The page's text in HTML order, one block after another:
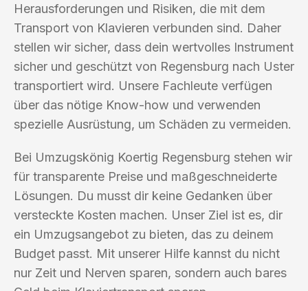
Herausforderungen und Risiken, die mit dem
Transport von Klavieren verbunden sind. Daher
stellen wir sicher, dass dein wertvolles Instrument
sicher und geschützt von Regensburg nach Uster
transportiert wird. Unsere Fachleute verfügen
über das nötige Know-how und verwenden
spezielle Ausrüstung, um Schäden zu vermeiden.
Bei Umzugskönig Koertig Regensburg stehen wir
für transparente Preise und maßgeschneiderte
Lösungen. Du musst dir keine Gedanken über
versteckte Kosten machen. Unser Ziel ist es, dir
ein Umzugsangebot zu bieten, das zu deinem
Budget passt. Mit unserer Hilfe kannst du nicht
nur Zeit und Nerven sparen, sondern auch bares